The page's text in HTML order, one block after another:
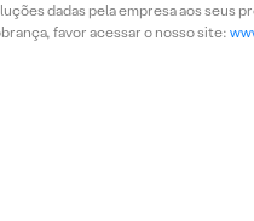
dadas pela empresa aos seus
favor acessar o nosso site: